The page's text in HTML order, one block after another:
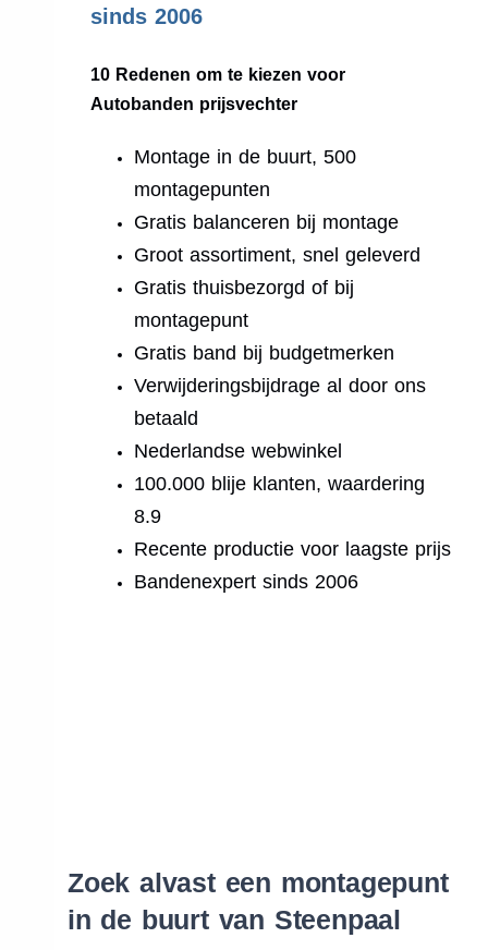
sinds 2006
10 Redenen om te kiezen voor
Autobanden prijsvechter
Montage in de buurt, 500
montagepunten
Gratis balanceren bij montage
Groot assortiment, snel geleverd
Gratis thuisbezorgd of bij
montagepunt
Gratis band bij budgetmerken
Verwijderingsbijdrage al door ons
betaald
Nederlandse webwinkel
100.000 blije klanten, waardering
8.9
Recente productie voor laagste prijs
Bandenexpert sinds 2006
Zoek alvast een montagepunt
in de buurt van Steenpaal